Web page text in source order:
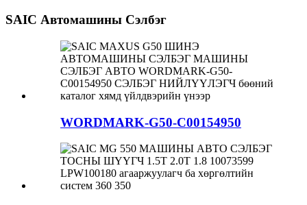
SAIC Автомашины Сэлбэг
WORDMARK-G50-C00154950